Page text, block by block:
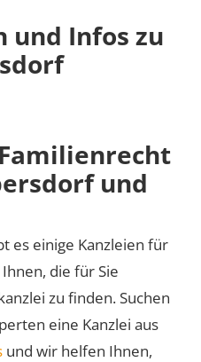
und Infos zu
und
es einige Kanzleien für
die für Sie
zu finden. Suchen
eine Kanzlei aus
und wir helfen Ihnen,